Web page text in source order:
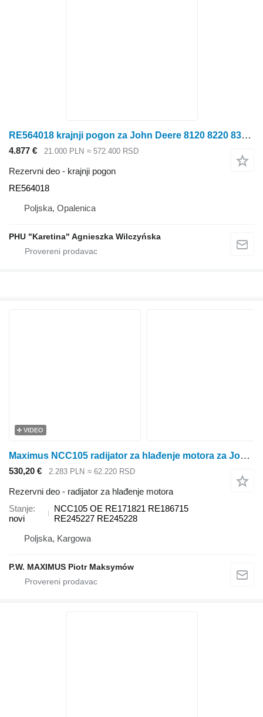
RE564018 krajnji pogon za John Deere 8120 8220 8310 8420 8520 traktora točkaša
4.877 € 21.000 PLN ≈ 572.400 RSD
Rezervni deo - krajnji pogon
RE564018
Poljska, Opalenica
PHU "Karetina" Agnieszka Wilczyńska
VIDEO
Maximus NCC105 radijator za hlađenje motora za John Deere 8520 , 8220 , 8120 , 8420 , 8320 , 4920 , 8520T , 8220T , 8120T , 8320T , 8420T traktora točkaša
530,20 € 2.283 PLN ≈ 62.220 RSD
Rezervni deo - radijator za hlađenje motora
Stanje
novi
NCC105 OE RE171821 RE186715
RE245227 RE245228
Poljska, Kargowa
P.W. MAXIMUS Piotr Maksymów